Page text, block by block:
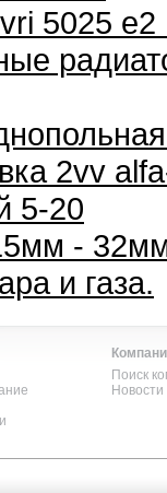
5025 e2
2vv
5-20
-
и газа.
Поиск